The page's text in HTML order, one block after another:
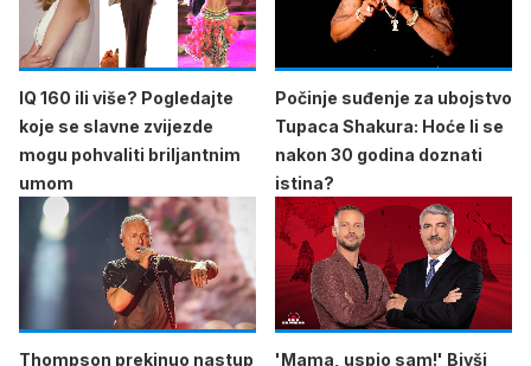
IQ 160 ili više? Pogledajte
koje se slavne zvijezde
mogu pohvaliti briljantnim
umom
Počinje suđenje za ubojstvo
Tupaca Shakura: Hoće li se
nakon 30 godina doznati
istina?
Thompson prekinuo nastup
'Mama, uspio sam!' Bivši